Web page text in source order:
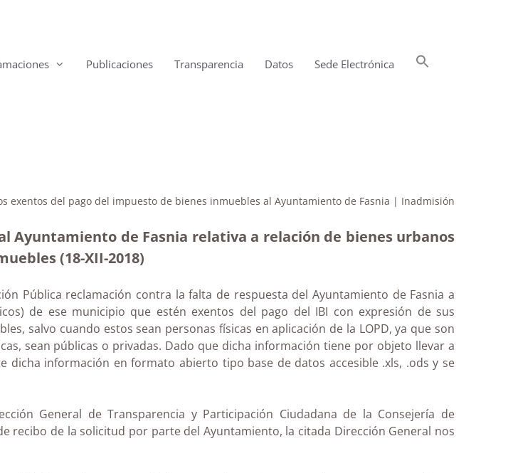
Publicaciones Transparencia Datos Sede Electrónica
exentos del pago del impuesto de bienes inmuebles al Ayuntamiento de Fasnia | Inadmisión
Ayuntamiento de Fasnia relativa a relación de bienes urbanos
(18-XII-2018)
Pública reclamación contra la falta de respuesta del Ayuntamiento de Fasnia a
de ese municipio que estén exentos del pago del IBI con expresión de sus
salvo cuando estos sean personas físicas en aplicación de la LOPD, ya que son
sean públicas o privadas. Dado que dicha información tiene por objeto llevar a
información en formato abierto tipo base de datos accesible .xls, .ods y se
General de Transparencia y Participación Ciudadana de la Consejería de
recibo de la solicitud por parte del Ayuntamiento, la citada Dirección General nos